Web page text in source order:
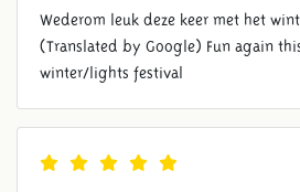
Wederom leuk deze keer met het
(Translated by Google) Fun again
winter/lights festival